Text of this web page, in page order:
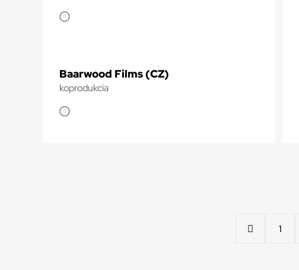
Baarwood Films (CZ)
koprodukcia
1